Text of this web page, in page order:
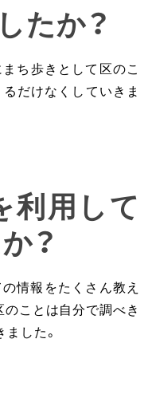
たか？
ち歩きとして区のこ
だけなくしていきま
利用して
？
情報をたくさん教え
ことは自分で調べき
した。